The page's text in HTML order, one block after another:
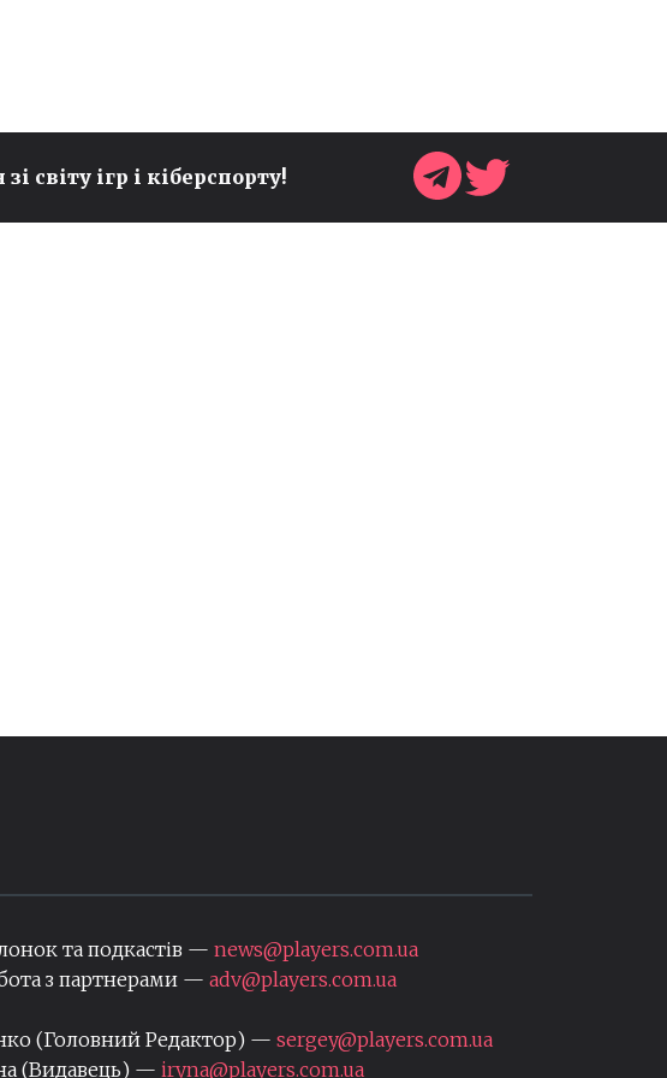
світу ігр і кіберспорту!
РОЗШИРЕНИЙ ОГЛЯД GTA 6,
УКРАЇНА БУДЕ
ПРЕДСТАВЛЕНА НА
GAMESCOM 2026 ОДРАЗУ У
та подкастів — news@players.com.ua
з партнерами — adv@players.com.ua
(Головний Редактор) — sergey@players.com.ua
(Видавець) — iryna@players.com.ua